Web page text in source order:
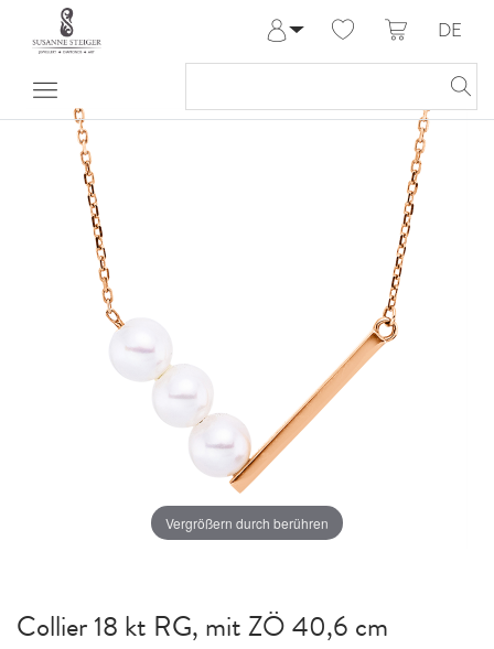
Anmelden
Meine Bestellungen
DE
Vergrößern durch berühren
Collier 18 kt RG, mit ZÖ 40,6 cm